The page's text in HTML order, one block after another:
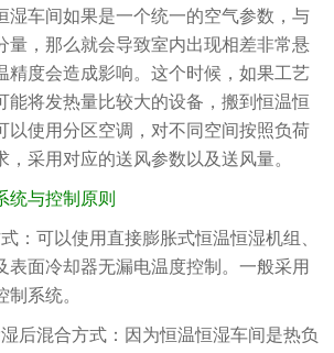
湿车间如果是一个统一的空气参数，与
量，那么就会导致室内出现相差非常悬
精度会造成影响。这个时候，如果工艺
能将发热量比较大的设备，搬到恒温恒
以使用分区空调，对不同空间按照负荷
，采用对应的送风参数以及送风量。
与控制原则
可以使用直接膨胀式恒温恒湿机组、
表面冷却器无漏电温度控制。一般采用
系统。
混合方式：因为恒温恒湿车间是热负